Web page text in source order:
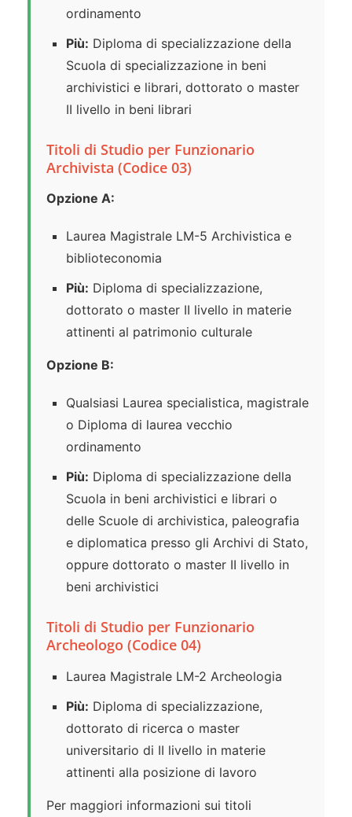
ordinamento
Più: Diploma di specializzazione della
Scuola di specializzazione in beni
archivistici e librari, dottorato o master
II livello in beni librari
Titoli di Studio per Funzionario
Archivista (Codice 03)
Opzione A:
Laurea Magistrale LM-5 Archivistica e
biblioteconomia
Più: Diploma di specializzazione,
dottorato o master II livello in materie
attinenti al patrimonio culturale
Opzione B:
Qualsiasi Laurea specialistica, magistrale
o Diploma di laurea vecchio
ordinamento
Più: Diploma di specializzazione della
Scuola in beni archivistici e librari o
delle Scuole di archivistica, paleografia
e diplomatica presso gli Archivi di Stato,
oppure dottorato o master II livello in
beni archivistici
Titoli di Studio per Funzionario
Archeologo (Codice 04)
Laurea Magistrale LM-2 Archeologia
Più: Diploma di specializzazione,
dottorato di ricerca o master
universitario di II livello in materie
attinenti alla posizione di lavoro
Per maggiori informazioni sui titoli